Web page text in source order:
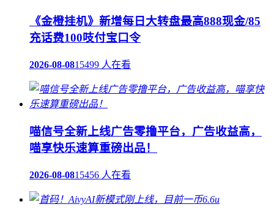
《金橙挂机》新增每日大转盘最高888现金/85
充话费100吱付宝口令
2026-08-0815499 人在看
喵信号全新上线广告零撸平台，广告收益高，
喵享快乐速算重磅出品！
2026-08-0815456 人在看